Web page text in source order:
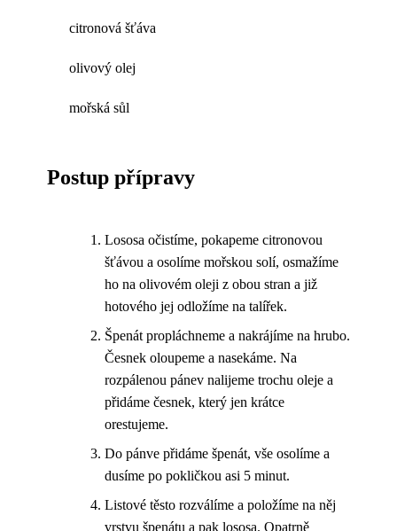
citronová šťáva
olivový olej
mořská sůl
Postup přípravy
Lososa očistíme, pokapeme citronovou
šťávou a osolíme mořskou solí, osmažíme
ho na olivovém oleji z obou stran a již
hotového jej odložíme na talířek.
Špenát propláchneme a nakrájíme na hrubo.
Česnek oloupeme a nasekáme. Na
rozpálenou pánev nalijeme trochu oleje a
přidáme česnek, který jen krátce
orestujeme.
Do pánve přidáme špenát, vše osolíme a
dusíme po pokličkou asi 5 minut.
Listové těsto rozválíme a položíme na něj
vrstvu špenátu a pak lososa. Opatrně